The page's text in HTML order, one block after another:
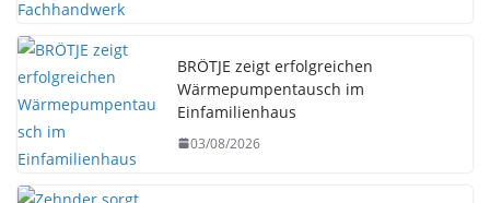
BRÖTJE zeigt erfolgreichen
Wärmepumpentausch im
Einfamilienhaus
03/08/2026